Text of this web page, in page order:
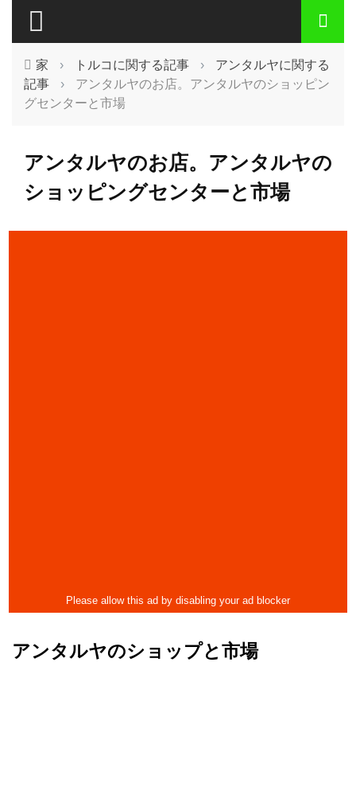
家 › トルコに関する記事 ›
アンタルヤに関する
記事
›
アンタルヤのお店。アンタルヤのショッピン
グセンターと市場
アンタルヤのお店。アンタルヤの
ショッピングセンターと市場
アンタルヤのショップと市場